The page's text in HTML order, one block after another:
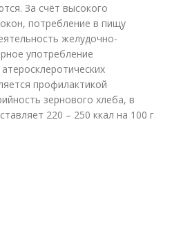
За счёт высокого
потребление в пищу
желудочно-
употребление
профилактикой
зернового хлеба, в
220 – 250 ккал на 100 г